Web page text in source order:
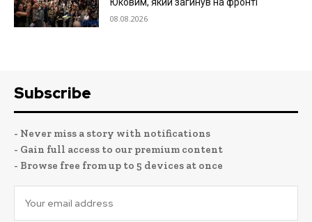
Юковим, який загинув на фронті
08.08.2026
Subscribe
- Never miss a story with notifications
- Gain full access to our premium content
- Browse free from up to 5 devices at once